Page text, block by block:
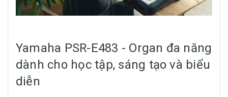
Yamaha PSR-E483 - Organ đa năng
dành cho học tập, sáng tạo và biểu
diễn